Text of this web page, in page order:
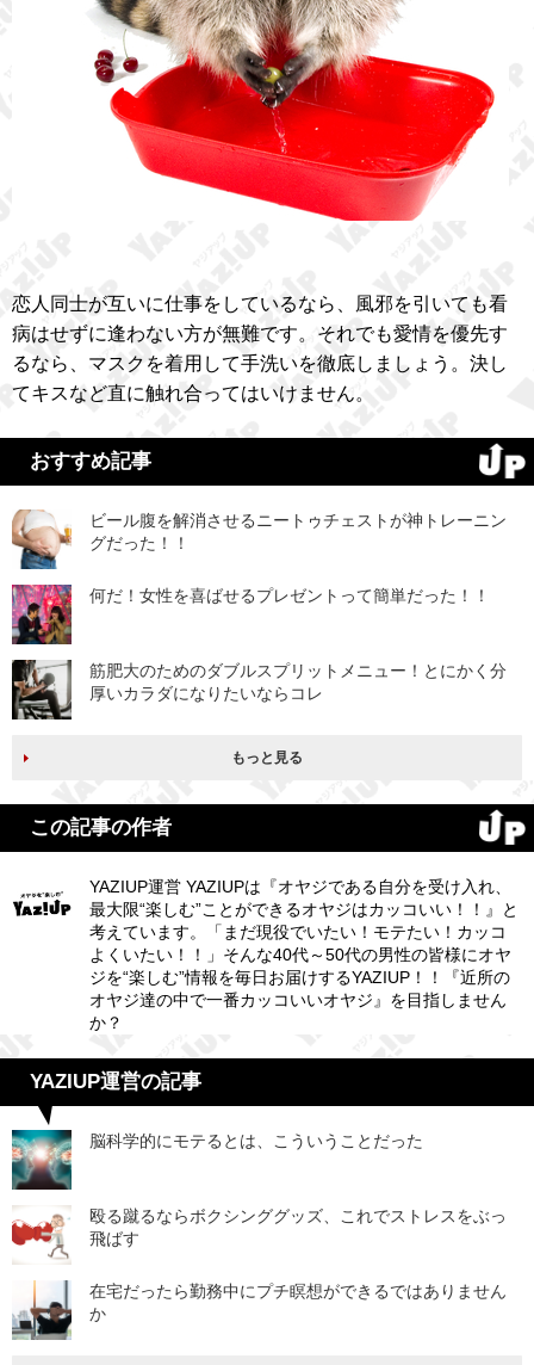
恋人同士が互いに仕事をしているなら、風邪を引いても看
病はせずに逢わない方が無難です。それでも愛情を優先す
るなら、マスクを着用して手洗いを徹底しましょう。決し
てキスなど直に触れ合ってはいけません。
おすすめ記事
ビール腹を解消させるニートゥチェストが神トレーニン
グだった！！
何だ！女性を喜ばせるプレゼントって簡単だった！！
筋肥大のためのダブルスプリットメニュー！とにかく分
厚いカラダになりたいならコレ
もっと見る
この記事の作者
YAZIUP運営 YAZIUPは『オヤジである自分を受け入れ、
最大限“楽しむ”ことができるオヤジはカッコいい！！』と
考えています。「まだ現役でいたい！モテたい！カッコ
よくいたい！！」そんな40代～50代の男性の皆様にオヤ
ジを“楽しむ”情報を毎日お届けするYAZIUP！！『近所の
オヤジ達の中で一番カッコいいオヤジ』を目指しません
か？
YAZIUP運営の記事
脳科学的にモテるとは、こういうことだった
殴る蹴るならボクシンググッズ、これでストレスをぶっ
飛ばす
在宅だったら勤務中にプチ瞑想ができるではありません
か